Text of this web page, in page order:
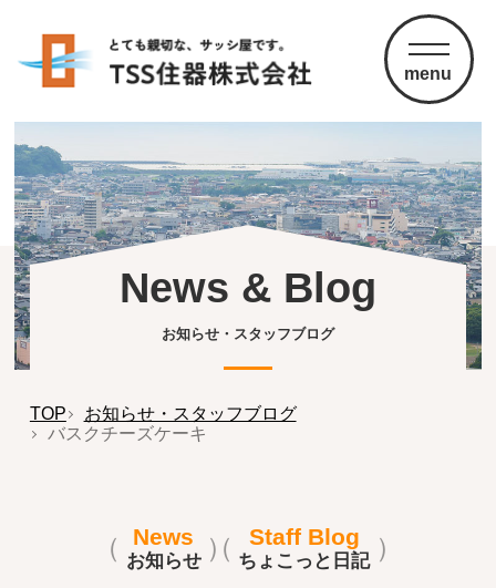
menu
News & Blog
お知らせ・スタッフブログ
TOP
お知らせ・スタッフブログ
バスクチーズケーキ
News
お知らせ
Staff Blog
ちょこっと日記